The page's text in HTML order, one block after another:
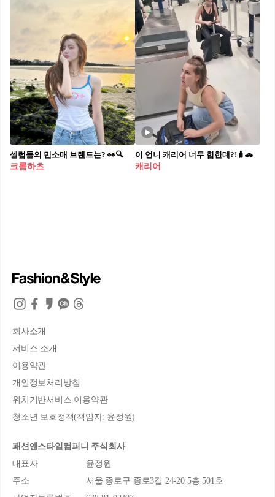
셀럽들의 민소매 브랜드는? 👀🔍
크롬하츠
이 언니 캐리어 너무 힙한데?!🧳🚗
캐리어
회사소개
서비스 소개
이용약관
개인정보처리방침
위치기반서비스 이용약관
청소년 보호정책(책임자: 윤정원)
패션앤스타일컴퍼니 주식회사
대표자
윤정원
주소
서울 종로구 종로3길 24-20 5층 501호